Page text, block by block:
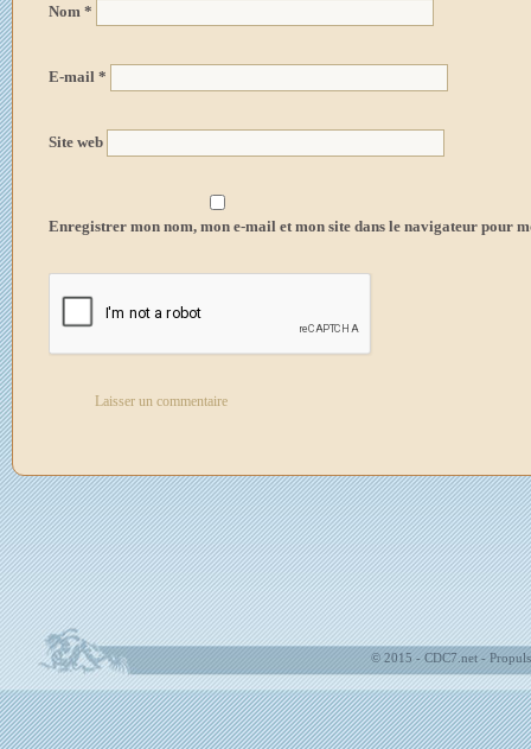
Nom *
E-mail *
Site web
Enregistrer mon nom, mon e-mail et mon site dans le navigateur pour
© 2015 - CDC7.net -